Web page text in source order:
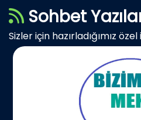
Sohbet
Sizler için hazırladığımız